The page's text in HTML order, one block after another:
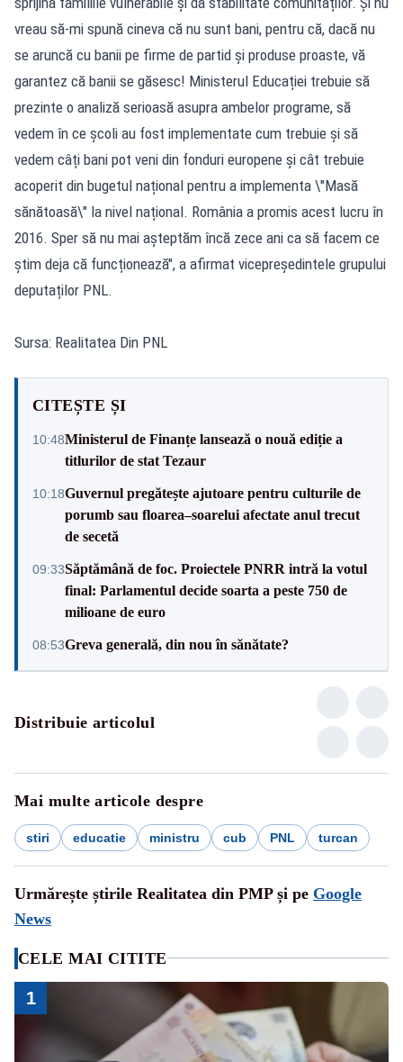
vreau să-mi spună cineva că nu sunt bani, pentru că, dacă nu
se aruncă cu banii pe firme de partid și produse proaste, vă
garantez că banii se găsesc! Ministerul Educației trebuie să
prezinte o analiză serioasă asupra ambelor programe, să
vedem în ce școli au fost implementate cum trebuie și să
vedem câți bani pot veni din fonduri europene și cât trebuie
acoperit din bugetul național pentru a implementa \"Masă
sănătoasă\" la nivel național. România a promis acest lucru în
2016. Sper să nu mai așteptăm încă zece ani ca să facem ce
știm deja că funcționează", a afirmat vicepreședintele grupului
deputaților PNL.
Sursa: Realitatea Din PNL
CITEȘTE ȘI
10:48Ministerul de Finanțe lansează o nouă ediție a
titlurilor de stat Tezaur
10:18Guvernul pregătește ajutoare pentru culturile de
porumb sau floarea–soarelui afectate anul trecut
de secetă
09:33Săptămână de foc. Proiectele PNRR intră la votul
final: Parlamentul decide soarta a peste 750 de
milioane de euro
08:53Greva generală, din nou în sănătate?
Distribuie articolul
Mai multe articole despre
stiri educatie ministru cub PNL turcan
Urmărește știrile Realitatea din PMP și pe Google
News
CELE MAI CITITE
1